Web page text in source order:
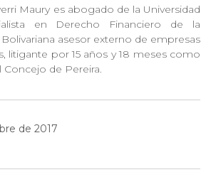
Maury es abogado de la Universidad
en Derecho Financiero de la
asesor externo de empresas
litigante por 15 años y 18 meses como
Concejo de Pereira.
de 2017